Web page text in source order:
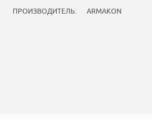
ПРОИЗВОДИТЕЛЬ: ARMAKON